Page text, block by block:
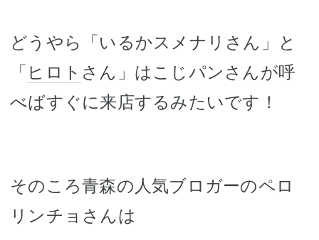
どうやら「いるかスメナリさん」と
「 ヒロト さん」はこじパンさんが呼
べばすぐに来店するみたいです！
そのころ青森の人気ブロガーのペロ
リンチョさんは